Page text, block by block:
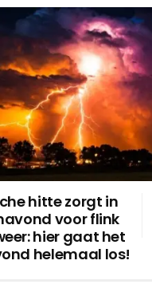
hitte zorgt in
voor flink
hier gaat het
helemaal los!